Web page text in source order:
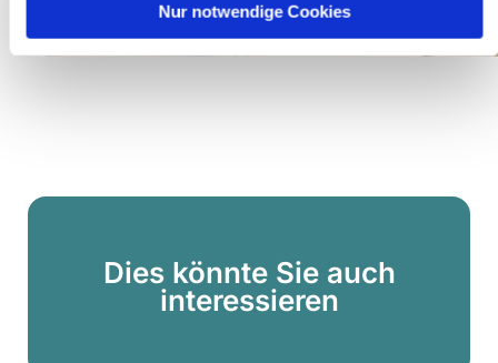
Nur notwendige Cookies
Dies könnte Sie auch
interessieren